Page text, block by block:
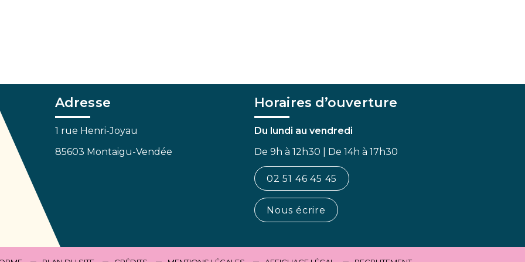
Adresse
1 rue Henri-Joyau
85603 Montaigu-Vendée
Horaires d’ouverture
Du lundi au vendredi
De 9h à 12h30 | De 14h à 17h30
02 51 46 45 45
Nous écrire